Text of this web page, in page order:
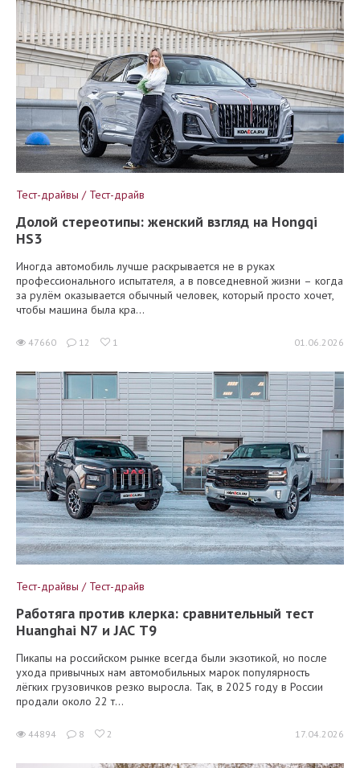
Тест-драйвы / Тест-драйв
Долой стереотипы: женский взгляд на Hongqi
HS3
Иногда автомобиль лучше раскрывается не в руках
профессионального испытателя, а в повседневной жизни – когда
за рулём оказывается обычный человек, который просто хочет,
чтобы машина была кра...
47660 12 1 01.06.2026
Тест-драйвы / Тест-драйв
Работяга против клерка: сравнительный тест
Huanghai N7 и JAC T9
Пикапы на российском рынке всегда были экзотикой, но после
ухода привычных нам автомобильных марок популярность
лёгких грузовичков резко выросла. Так, в 2025 году в России
продали около 22 т...
44894 8 2 17.04.2026